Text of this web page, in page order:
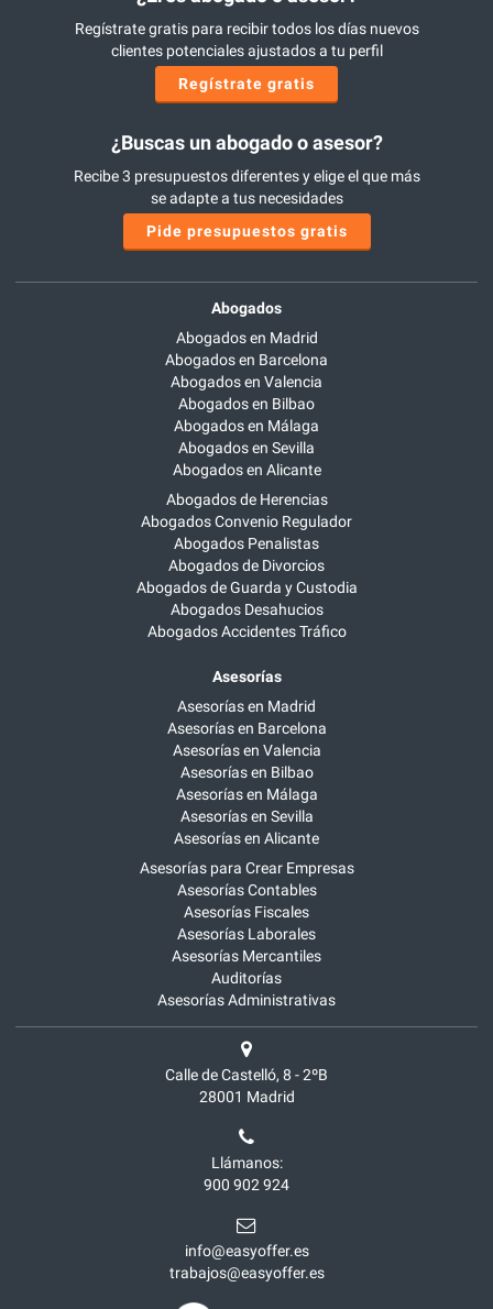
Regístrate gratis para recibir todos los días nuevos
clientes potenciales ajustados a tu perfil
Regístrate gratis
¿Buscas un abogado o asesor?
Recibe 3 presupuestos diferentes y elige el que más
se adapte a tus necesidades
Pide presupuestos gratis
Abogados
Abogados en Madrid
Abogados en Barcelona
Abogados en Valencia
Abogados en Bilbao
Abogados en Málaga
Abogados en Sevilla
Abogados en Alicante
Abogados de Herencias
Abogados Convenio Regulador
Abogados Penalistas
Abogados de Divorcios
Abogados de Guarda y Custodia
Abogados Desahucios
Abogados Accidentes Tráfico
Asesorías
Asesorías en Madrid
Asesorías en Barcelona
Asesorías en Valencia
Asesorías en Bilbao
Asesorías en Málaga
Asesorías en Sevilla
Asesorías en Alicante
Asesorías para Crear Empresas
Asesorías Contables
Asesorías Fiscales
Asesorías Laborales
Asesorías Mercantiles
Auditorías
Asesorías Administrativas
Calle de Castelló, 8 - 2ºB
28001 Madrid
Llámanos:
900 902 924
info@easyoffer.es
trabajos@easyoffer.es